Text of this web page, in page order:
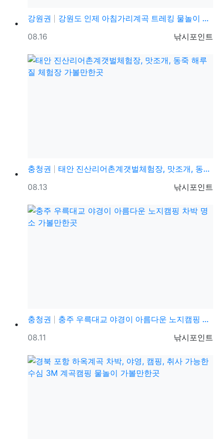
강원권
강원도 인제 아침가리계곡 트레킹 물놀이 등산코스 가볼만…
등록자
낚시포인트
등록일
08.16
충청권
태안 진산리어촌계갯벌체험장, 맛조개, 동죽 해루질 체험…
등록자
낚시포인트
등록일
08.13
충청권
충주 우륵대교 야경이 아름다운 노지캠핑 차박 명소 가볼…
등록자
낚시포인트
등록일
08.11